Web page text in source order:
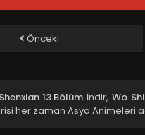
Önceki
13.Bölüm İndir,Wo
her zaman Asya Animeleri